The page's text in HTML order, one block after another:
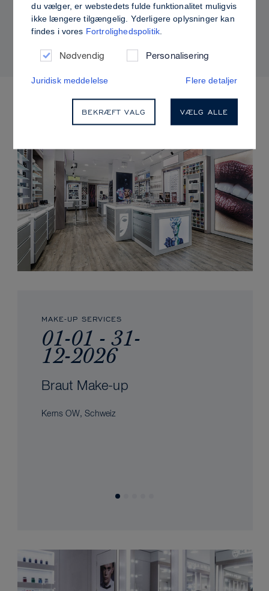
Dewy vs. Oily Skin: How to Set Sculpt &
Glow for a Radiant, Shine-Controlled Finish
KOMMENDE ARRANGEMENTER
MAKE-UP SERVICES
01-01 - 31-
12-2026
Braut Make-up
Kerns OW, Schweiz
du vælger, er webstedets fulde funktionalitet muligvis
ikke længere tilgængelig. Yderligere oplysninger kan
findes i vores Fortrolighedspolitik
Nødvendig Personalisering
Juridisk meddelelse Flere detaljer
BEKRÆFT VALG VÆLG ALLE